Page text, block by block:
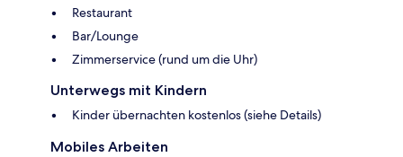
Restaurant
Bar/Lounge
Zimmerservice (rund um die Uhr)
Unterwegs mit Kindern
Kinder übernachten kostenlos (siehe Details)
Mobiles Arbeiten